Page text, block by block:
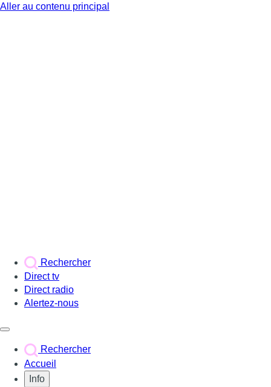
Aller au contenu principal
Rechercher
Direct tv
Direct radio
Alertez-nous
Rechercher
Accueil
Info